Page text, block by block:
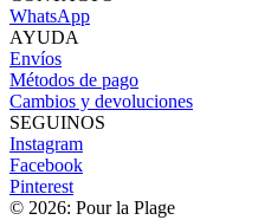
WhatsApp
AYUDA
Envíos
Métodos de pago
Cambios y devoluciones
SEGUINOS
Instagram
Facebook
Pinterest
© 2026: Pour la Plage